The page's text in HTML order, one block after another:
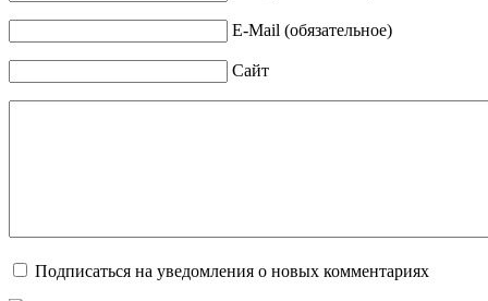
E-Mail (обязательное)
Сайт
Подписаться на уведомления о новых комментариях